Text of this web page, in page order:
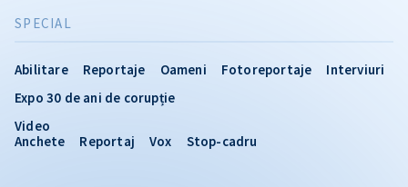
SPECIAL
Abilitare Reportaje Oameni Fotoreportaje
Interviuri
Expo 30 de ani de corupție
Video
Anchete
Reportaj Vox Stop-cadru